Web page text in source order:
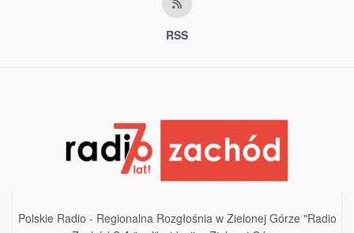
RSS
Polskie Radio - Regionalna Rozgłośnia w Zielonej Górze "Radio